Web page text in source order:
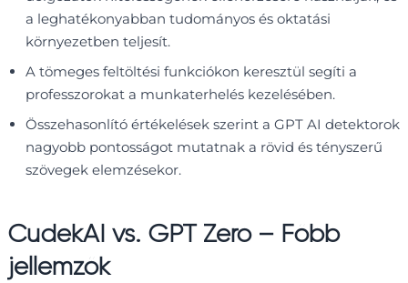
a leghatékonyabban tudományos és oktatási
környezetben teljesít.
A tömeges feltöltési funkciókon keresztül segíti a
professzorokat a munkaterhelés kezelésében.
Összehasonlító értékelések szerint a GPT AI detektorok
nagyobb pontosságot mutatnak a rövid és tényszerű
szövegek elemzésekor.
CudekAI vs. GPT Zero – Főbb
jellemzők